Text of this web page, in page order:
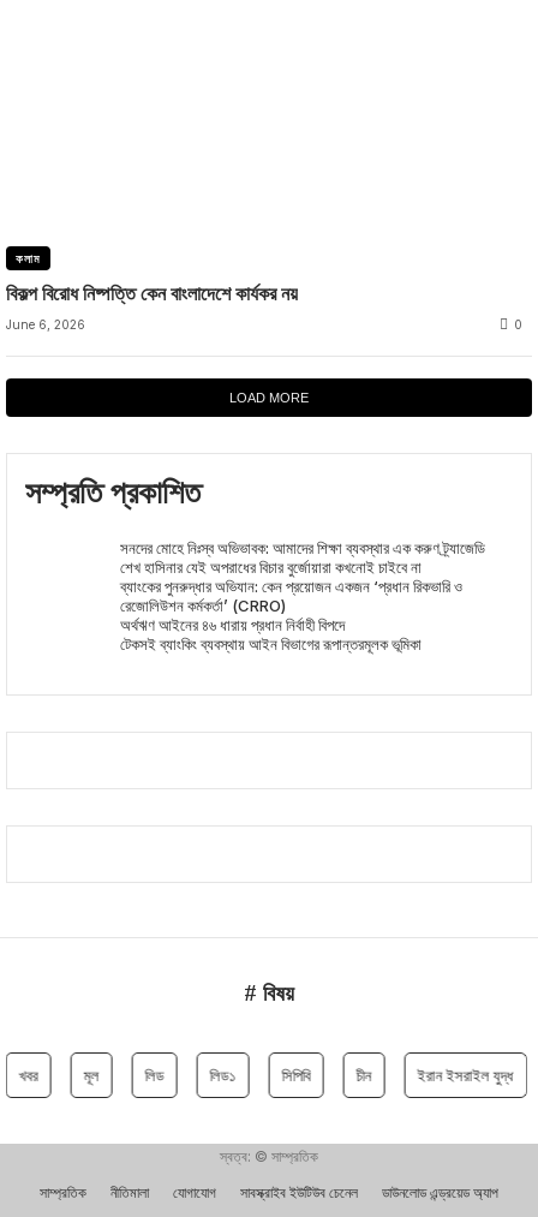
কলাম
বিকল্প বিরোধ নিষ্পত্তি কেন বাংলাদেশে কার্যকর নয়
June 6, 2026 0
LOAD MORE
সম্প্রতি প্রকাশিত
সনদের মোহে নিঃস্ব অভিভাবক: আমাদের শিক্ষা ব্যবস্থার এক করুণ ট্র্যাজেডি
শেখ হাসিনার যেই অপরাধের বিচার বুর্জোয়ারা কখনোই চাইবে না
ব্যাংকের পুনরুদ্ধার অভিযান: কেন প্রয়োজন একজন ‘প্রধান রিকভারি ও
রেজোলিউশন কর্মকর্তা’ (CRRO)
অর্থঋণ আইনের ৪৬ ধারায় প্রধান নির্বাহী বিপদে
টেকসই ব্যাংকিং ব্যবস্থায় আইন বিভাগের রূপান্তরমূলক ভূমিকা
# বিষয়
খবর মূল লিড লিড১ সিপিবি চীন ইরান ইসরাইল যুদ্ধ
স্বত্ব: © সাম্প্রতিক
সাম্প্রতিক নীতিমালা যোগাযোগ সাবস্ক্রাইব ইউটিউব চেনেল ডাউনলোড এন্ড্রয়েড অ্যাপ